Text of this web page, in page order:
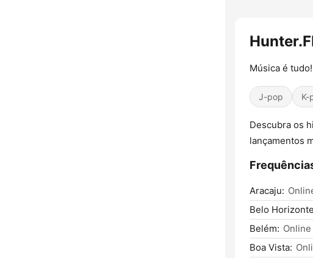
Música é tudo!
J-pop K-
Descubra os
lançamentos
Aracaju:
Belo
Belém: Online
Boa Vista: